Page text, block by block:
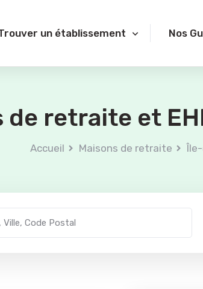
un établissement Nos
de retraite et
Accueil Maisons de retraite